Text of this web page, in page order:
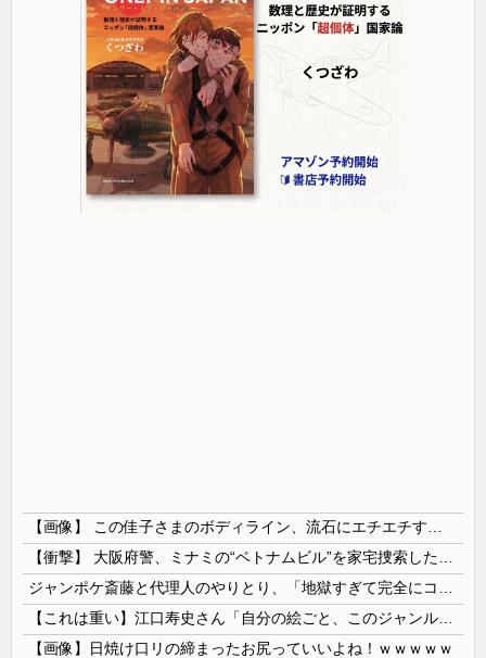
【画像】日焼け口リの締まったお尻っていいよね！ｗｗｗｗｗ